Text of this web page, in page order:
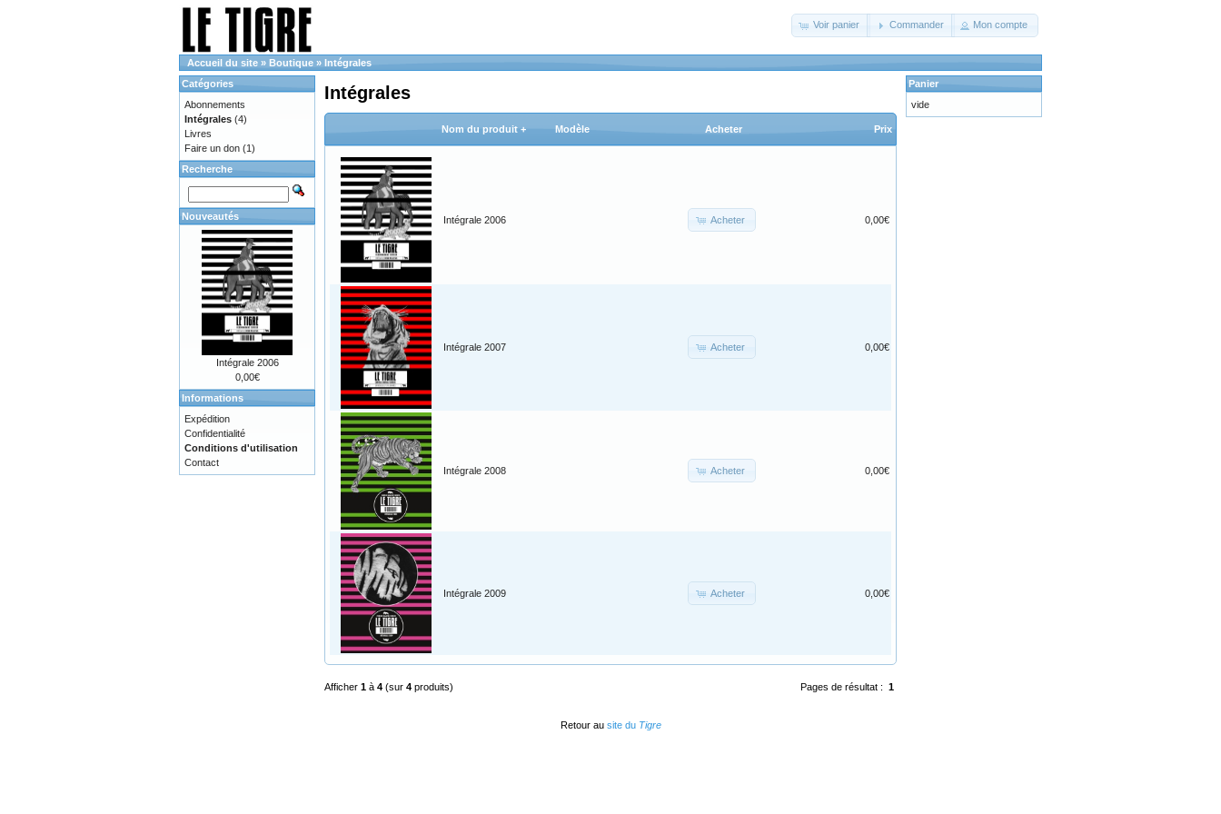
Voir panier Commander Mon compte
Accueil du site » Boutique » Intégrales
Intégrales
Nom du produit + Modèle Acheter Prix
Intégrale 2006 Acheter 0,00€
Intégrale 2007 Acheter 0,00€
Intégrale 2008 Acheter 0,00€
Intégrale 2009 Acheter 0,00€
Pages de résultat : 1
Afficher 1 à 4 (sur 4 produits)
Catégories
Abonnements
Intégrales (4)
Livres
Faire un don (1)
Recherche
Nouveautés
Intégrale 2006
0,00€
Informations
Expédition
Confidentialité
Conditions d'utilisation
Contact
Panier
vide
Retour au site du Tigre